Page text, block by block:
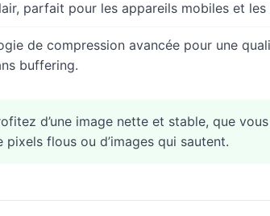
parfait pour les appareils mobiles et
de compression avancée pour une
buffering.
d’une image nette et stable, que
flous ou d’images qui sautent.